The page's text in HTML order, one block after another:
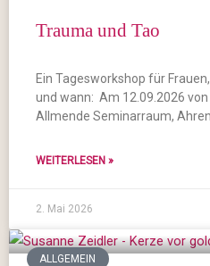
Trauma und Tao
Ein Tagesworkshop für
und wann: Am 12.09.2026
Allmende Seminarraum,
WEITERLESEN »
2. Mai 2026
ALLGEMEIN